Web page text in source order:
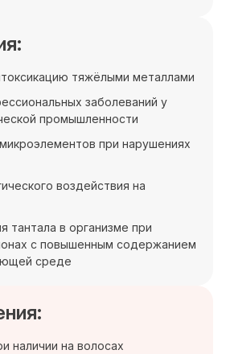
тяжёлыми металлами
заболеваний у
промышленности
при нарушениях
воздействия на
тантала в организме при
с повышенным содержанием
среде
наличии на волосах